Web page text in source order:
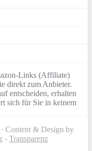
Links (Affiliate)
direkt zum Anbieter.
entscheiden, erhalten
sich für Sie in keinem
Content & Design by
- Transparenz